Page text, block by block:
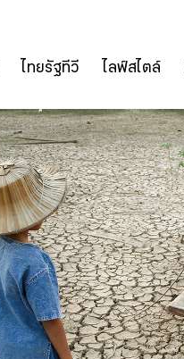
ไทยรัฐทีวี ไลฟ์สไตล์